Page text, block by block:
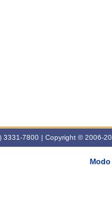
3331-7800 | Copyright © 2006-
Modo